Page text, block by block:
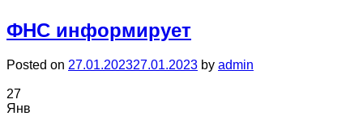
ФНС информирует
Posted on 27.01.202327.01.2023 by admin
27
Янв